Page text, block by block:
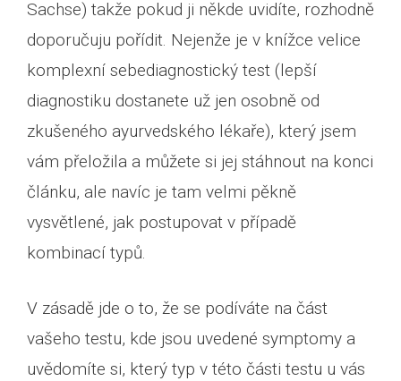
Sachse) takže pokud ji někde uvidíte, rozhodně
doporučuju pořídit. Nejenže je v knížce velice
komplexní sebediagnostický test (lepší
diagnostiku dostanete už jen osobně od
zkušeného ayurvedského lékaře), který jsem
vám přeložila a můžete si jej stáhnout na konci
článku, ale navíc je tam velmi pěkně
vysvětlené, jak postupovat v případě
kombinací typů.
V zásadě jde o to, že se podíváte na část
vašeho testu, kde jsou uvedené symptomy a
uvědomíte si, který typ v této části testu u vás